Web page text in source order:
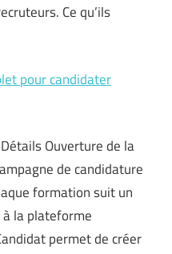
Ce qu’ils
pour candidater
Ouverture de la
de candidature
formation suit un
à la plateforme
permet de créer